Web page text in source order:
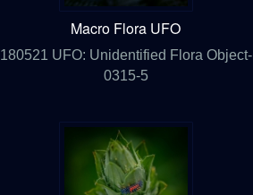
Macro Flora UFO
180521 UFO: Unidentified Flora Object-
0315-5